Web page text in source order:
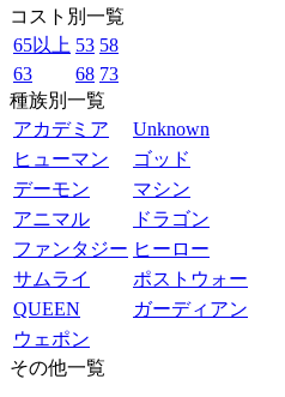
コスト別一覧
65以上 53 58
63
68 73
種族別一覧
アカデミア
Unknown
ヒューマン
ゴッド
デーモン
マシン
アニマル
ドラゴン
ファンタジー ヒーロー
サムライ
ポストウォー
QUEEN
ガーディアン
ウェポン
その他一覧